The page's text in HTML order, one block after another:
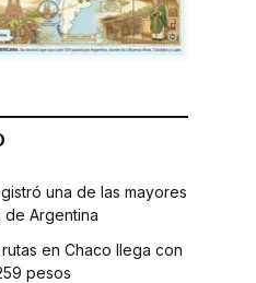
una de las mayores
de Argentina
en Chaco llega con
pesos